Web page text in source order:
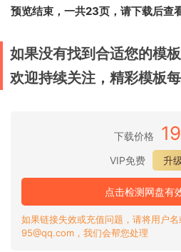
预览结束，一共23页，请下载后查
如果没有找到合适您的模
欢迎持续关注，精彩模板
下载价格 19
VIP免费
升
点击检测网盘有
如果链接失效或充值问题，请将用户
95@qq.com，我们会帮您处理